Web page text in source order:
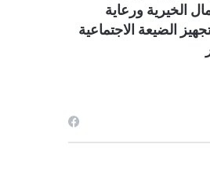
الخيرية ورعاية
الضيعة الاجتماعية